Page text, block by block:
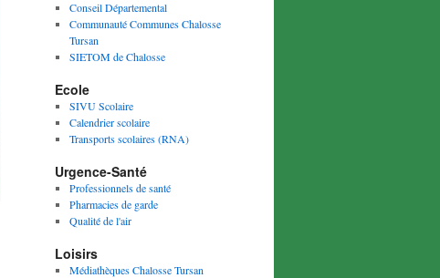
Conseil Départemental
Communauté Communes Chalosse
Tursan
SIETOM de Chalosse
Ecole
SIVU Scolaire
Calendrier scolaire
Transports scolaires (RNA)
Urgence-Santé
Professionnels de santé
Pharmacies de garde
Qualité de l'air
Loisirs
Médiathèques Chalosse Tursan